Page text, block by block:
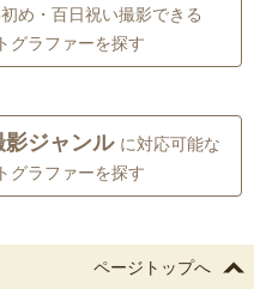
め・百日祝い撮影できる
グラファーを探す
影ジャンル に対応可能な
グラファーを探す
ページトップへ